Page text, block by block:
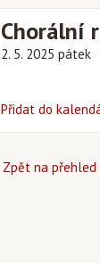
Chorální
2. 5. 2025 pátek
Přidat do
Zpět na